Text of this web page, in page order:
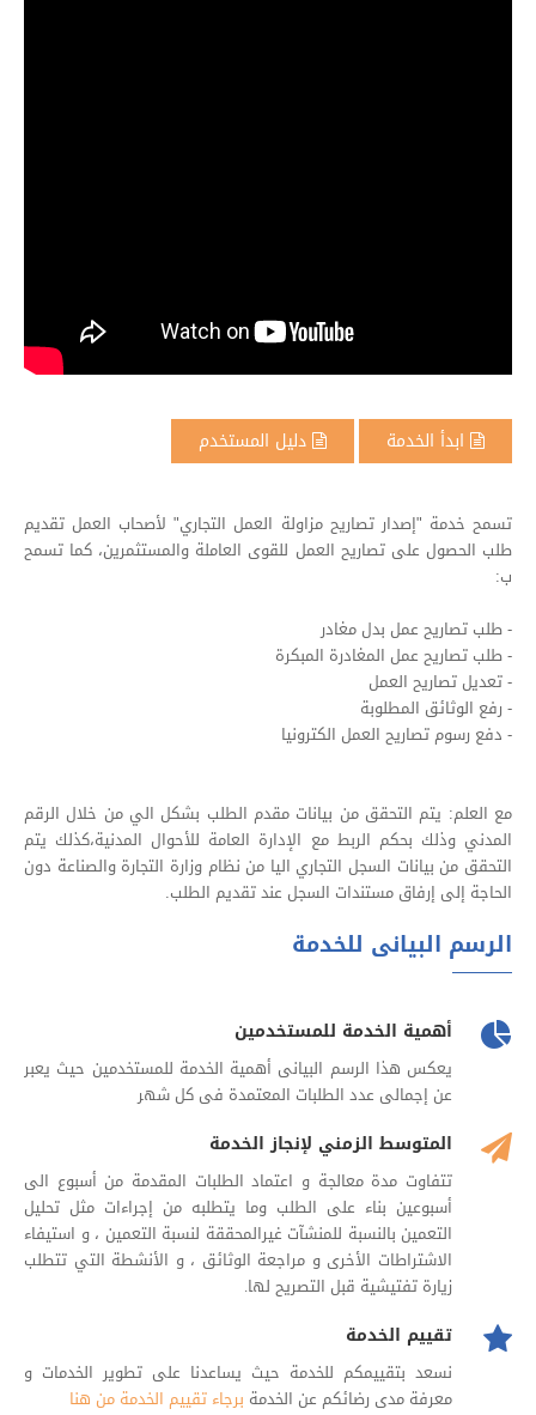
ابدأ الخدمة دليل المستخدم
تسمح خدمة "إصدار تصاريح مزاولة العمل التجاري" لأصحاب العمل تقديم
طلب الحصول على تصاريح العمل للقوى العاملة والمستثمرين، كما تسمح
ب:
- طلب تصاريح عمل بدل مغادر
- طلب تصاريح عمل المغادرة المبكرة
- تعديل تصاريح العمل
- رفع الوثائق المطلوبة
- دفع رسوم تصاريح العمل الكترونيا
مع العلم: يتم التحقق من بيانات مقدم الطلب بشكل الي من خلال الرقم
المدني وذلك بحكم الربط مع الإدارة العامة للأحوال المدنية،كذلك يتم
التحقق من بيانات السجل التجاري اليا من نظام وزارة التجارة والصناعة دون
الحاجة إلى إرفاق مستندات السجل عند تقديم الطلب.
الرسم البيانى للخدمة
أهمية الخدمة للمستخدمين
يعكس هذا الرسم البيانى أهمية الخدمة للمستخدمين حيث يعبر
عن إجمالى عدد الطلبات المعتمدة فى كل شهر
المتوسط الزمني لإنجاز الخدمة
تتفاوت مدة معالجة و اعتماد الطلبات المقدمة من أسبوع الى
أسبوعين بناء على الطلب وما يتطلبه من إجراءات مثل تحليل
التعمين بالنسبة للمنشآت غيرالمحققة لنسبة التعمين ، و استيفاء
الاشتراطات الأخرى و مراجعة الوثائق ، و الأنشطة التي تتطلب
زيارة تفتيشية قبل التصريح لها.
تقييم الخدمة
نسعد بتقييمكم للخدمة حيث يساعدنا على تطوير الخدمات و
معرفة مدى رضائكم عن الخدمة برجاء تقييم الخدمة من هنا